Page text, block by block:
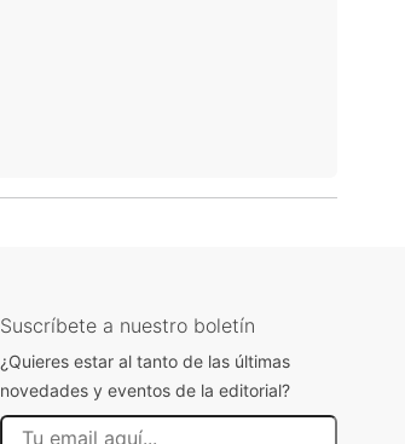
Suscríbete a nuestro boletín
¿Quieres estar al tanto de las últimas
novedades y eventos de la editorial?